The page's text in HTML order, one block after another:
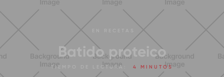
Batido proteico
TIEMPO DE LECTURA: 4 MINUTOS